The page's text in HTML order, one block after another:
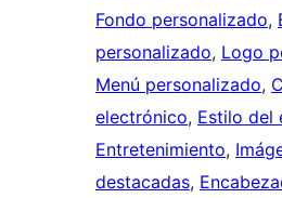
Fondo personalizado,
personalizado, Logo
Menú personalizado,
electrónico, Estilo del
Entretenimiento,
destacadas,